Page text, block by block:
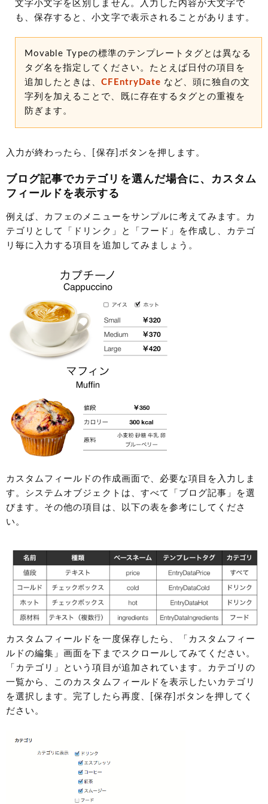
文字小文字を区別しません。入力した内容が大文字で
も、保存すると、小文字で表示されることがあります。
Movable Typeの標準のテンプレートタグとは異なる
タグ名を指定してください。たとえば日付の項目を
追加したときは、CFEntryDate など、頭に独自の文
字列を加えることで、既に存在するタグとの重複を
防ぎます。
入力が終わったら、[保存]ボタンを押します。
ブログ記事でカテゴリを選んだ場合に、カスタム
フィールドを表示する
例えば、カフェのメニューをサンプルに考えてみます。カ
テゴリとして「ドリンク」と「フード」を作成し、カテゴ
リ毎に入力する項目を追加してみましょう。
カスタムフィールドの作成画面で、必要な項目を入力しま
す。システムオブジェクトは、すべて「ブログ記事」を選
びます。その他の項目は、以下の表を参考にしてくださ
い。
カスタムフィールドを一度保存したら、「カスタムフィー
ルドの編集」画面を下までスクロールしてみてください。
「カテゴリ」という項目が追加されています。カテゴリの
一覧から、このカスタムフィールドを表示したいカテゴリ
を選択します。完了したら再度、[保存]ボタンを押してく
ださい。